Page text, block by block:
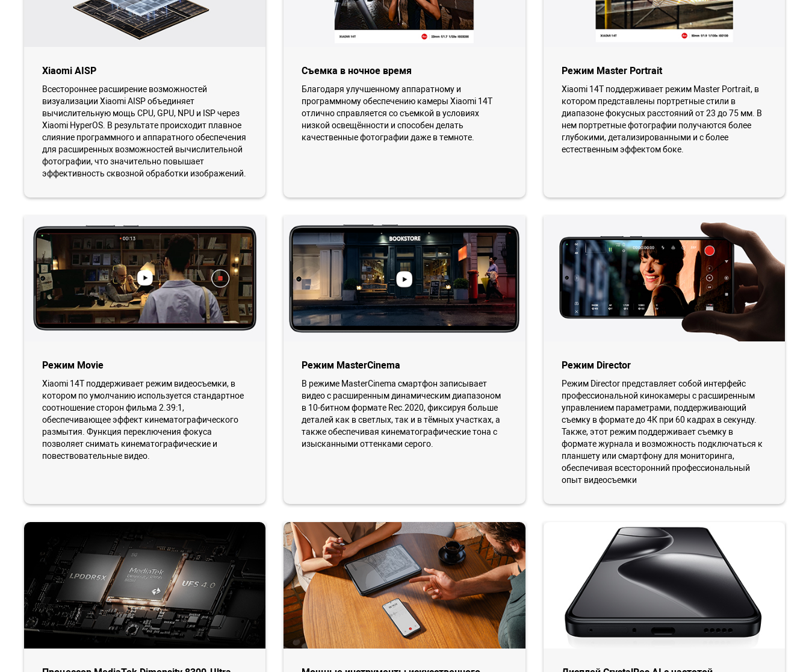
Xiaomi AISP
Всестороннее расширение возможностей
визуализации Xiaomi AISP объединяет
вычислительную мощь CPU, GPU, NPU и ISP через
Xiaomi HyperOS. В результате происходит плавное
слияние программного и аппаратного обеспечения
для расширенных возможностей вычислительной
фотографии, что значительно повышает
эффективность сквозной обработки изображений.
Съемка в ночное время
Благодаря улучшенному аппаратному и
программному обеспечению камеры Xiaomi 14T
отлично справляется со съемкой в условиях
низкой освещённости и способен делать
качественные фотографии даже в темноте.
Режим Master Portrait
Xiaomi 14T поддерживает режим Master Portrait, в
котором представлены портретные стили в
диапазоне фокусных расстояний от 23 до 75 мм. В
нем портретные фотографии получаются более
глубокими, детализированными и с более
естественным эффектом боке.
Режим Movie
Xiaomi 14T поддерживает режим видеосъемки, в
котором по умолчанию используется стандартное
соотношение сторон фильма 2.39:1,
обеспечивающее эффект кинематографического
размытия. Функция переключения фокуса
позволяет снимать кинематографические и
повествовательные видео.
Режим MasterCinema
В режиме MasterCinema смартфон записывает
видео с расширенным динамическим диапазоном
в 10-битном формате Rec.2020, фиксируя больше
деталей как в светлых, так и в тёмных участках, а
также обеспечивая кинематографические тона с
изысканными оттенками серого.
Режим Director
Режим Director представляет собой интерфейс
профессиональной кинокамеры с расширенным
управлением параметрами, поддерживающий
съемку в формате до 4К при 60 кадрах в секунду.
Также, этот режим поддерживает съемку в
формате журнала и возможность подключаться к
планшету или смартфону для мониторинга,
обеспечивая всесторонний профессиональный
опыт видеосъемки